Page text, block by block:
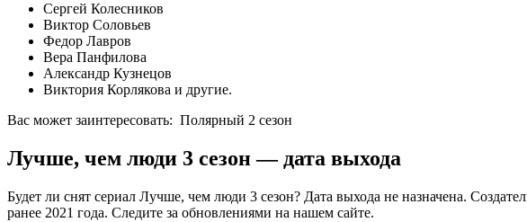
Сергей Колесников
Виктор Соловьев
Федор Лавров
Вера Панфилова
Александр Кузнецов
Виктория Корлякова и другие.
Вас может заинтересовать: Полярный 2 сезон
Лучше, чем люди 3 сезон — дата выхода
Будет ли снят сериал Лучше, чем люди 3 сезон? Дата выхода не назначена.
ранее 2021 года. Следите за обновлениями на нашем сайте.